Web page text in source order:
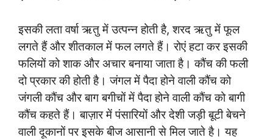
इसकी लता वर्षा ऋतु में उत्पन्न होती है, शरद ऋतु में फूल
लगते हैं और शीतकाल में फल लगते हैं। रोएं हटा कर इसकी
फलियों को शाक और अचार बनाया जाता है। कौंच की फली
दो प्रकार की होती है। जंगल में पैदा होने वाली कौंच को
जंगली कौंच और बाग बगीचों में पैदा होने वाली कौंच को बागी
कौंच कहते हैं। बाज़ार में पंसारियों और देशी जड़ी बूटी बेचने
वाली दूकानों पर इसके बीज आसानी से मिल जाते है। यह